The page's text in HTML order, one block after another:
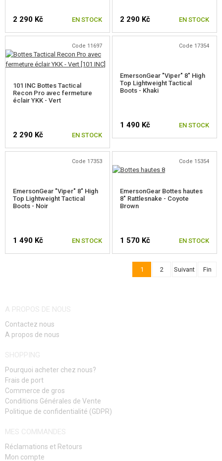
2 290 Kč EN STOCK
CHOISIR UNE TAILLE
2 290 Kč EN STOCK
Code 11697
101 INC Bottes Tactical
Recon Pro avec fermeture
éclair YKK - Vert
2 290 Kč EN STOCK
Code 17354
EmersonGear "Viper" 8" High
Top Lightweight Tactical
Boots - Khaki
1 490 Kč EN STOCK
CHOISIR UNE TAILLE
Code 17353
EmersonGear "Viper" 8" High
Top Lightweight Tactical
Boots - Noir
1 490 Kč EN STOCK
Code 15354
EmersonGear Bottes hautes
8" Rattlesnake - Coyote
Brown
1 570 Kč EN STOCK
CHOISIR UNE TAILLE
1 2 Suivant Fin
A PROPOS DE NOUS
Contactez nous
A propos de nous
SHOPPING
Pourquoi acheter chez nous?
Frais de port
Commerce de gros
Conditions Générales de Vente
Politique de confidentialité (GDPR)
MES COMMANDES
Réclamations et Retours
Mon compte